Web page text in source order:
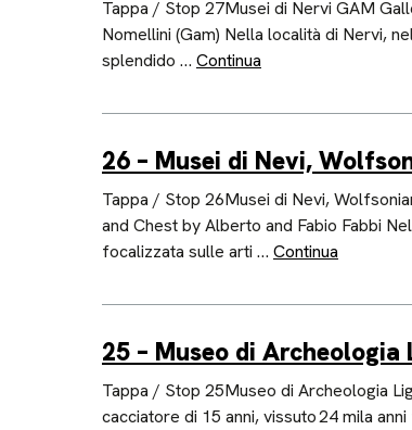
Tappa / Stop 27Musei di Nervi GAM
Nomellini (Gam) Nella località di Nervi,
splendido … Continua
26 – Musei di Nevi,
Tappa / Stop 26Musei di Nevi,
and Chest by Alberto and Fabio Fabbi
focalizzata sulle arti … Continua
25 – Museo di Archeologia
Tappa / Stop 25Museo di Archeologia
cacciatore di 15 anni, vissuto 24 mila